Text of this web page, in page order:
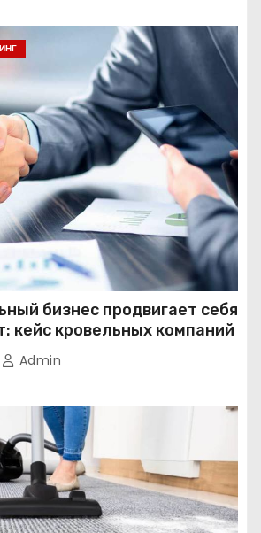
бизнес продвигает себя
кейс кровельных компаний
Admin